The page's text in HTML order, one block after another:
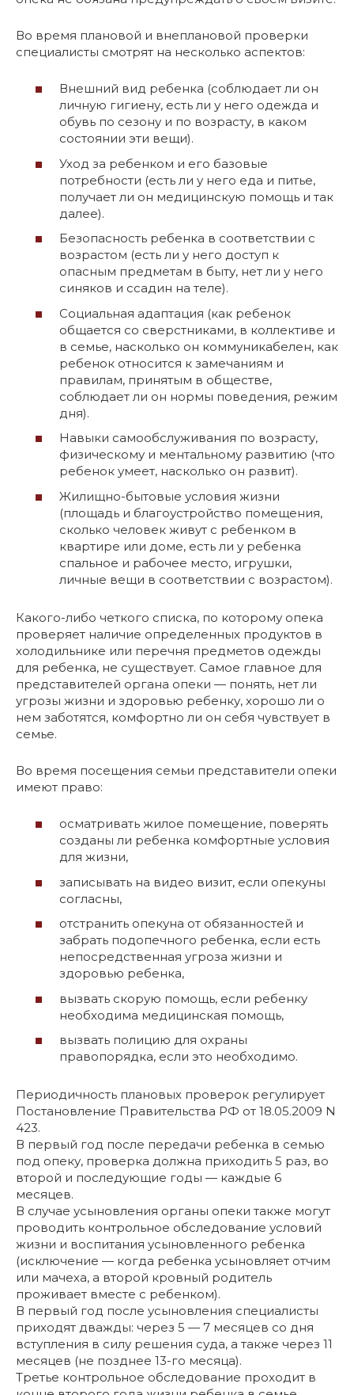
Во время плановой и внеплановой проверки
специалисты смотрят на несколько аспектов:
Внешний вид ребенка (соблюдает ли он
личную гигиену, есть ли у него одежда и
обувь по сезону и по возрасту, в каком
состоянии эти вещи).
Уход за ребенком и его базовые
потребности (есть ли у него еда и питье,
получает ли он медицинскую помощь и так
далее).
Безопасность ребенка в соответствии с
возрастом (есть ли у него доступ к
опасным предметам в быту, нет ли у него
синяков и ссадин на теле).
Социальная адаптация (как ребенок
общается со сверстниками, в коллективе и
в семье, насколько он коммуникабелен, как
ребенок относится к замечаниям и
правилам, принятым в обществе,
соблюдает ли он нормы поведения, режим
дня).
Навыки самообслуживания по возрасту,
физическому и ментальному развитию (что
ребенок умеет, насколько он развит).
Жилищно-бытовые условия жизни
(площадь и благоустройство помещения,
сколько человек живут с ребенком в
квартире или доме, есть ли у ребенка
спальное и рабочее место, игрушки,
личные вещи в соответствии с возрастом).
Какого-либо четкого списка, по которому опека
проверяет наличие определенных продуктов в
холодильнике или перечня предметов одежды
для ребенка, не существует. Самое главное для
представителей органа опеки — понять, нет ли
угрозы жизни и здоровью ребенку, хорошо ли о
нем заботятся, комфортно ли он себя чувствует в
семье.
Во время посещения семьи представители опеки
имеют право:
осматривать жилое помещение, поверять
созданы ли ребенка комфортные условия
для жизни,
записывать на видео визит, если опекуны
согласны,
отстранить опекуна от обязанностей и
забрать подопечного ребенка, если есть
непосредственная угроза жизни и
здоровью ребенка,
вызвать скорую помощь, если ребенку
необходима медицинская помощь,
вызвать полицию для охраны
правопорядка, если это необходимо.
Периодичность плановых проверок регулирует
Постановление Правительства РФ от 18.05.2009 N
423.
В первый год после передачи ребенка в семью
под опеку, проверка должна приходить 5 раз, во
второй и последующие годы — каждые 6
месяцев.
В случае усыновления органы опеки также могут
проводить контрольное обследование условий
жизни и воспитания усыновленного ребенка
(исключение — когда ребенка усыновляет отчим
или мачеха, а второй кровный родитель
проживает вместе с ребенком).
В первый год после усыновления специалисты
приходят дважды: через 5 — 7 месяцев со дня
вступления в силу решения суда, а также через 11
месяцев (не позднее 13-го месяца).
Третье контрольное обследование проходит в